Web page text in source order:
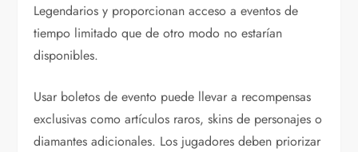
Legendarios y proporcionan acceso a eventos de
tiempo limitado que de otro modo no estarían
disponibles.
Usar boletos de evento puede llevar a recompensas
exclusivas como artículos raros, skins de personajes o
diamantes adicionales. Los jugadores deben priorizar